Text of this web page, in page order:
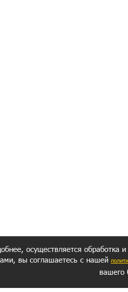
осуществляется обработка
вы соглашаетесь с нашей
вашего